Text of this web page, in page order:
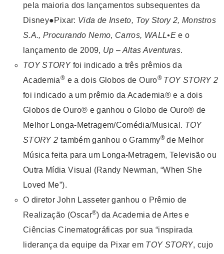
pela maioria dos lançamentos subsequentes da
Disney●Pixar: Vida de Inseto, Toy Story 2, Monstros
S.A., Procurando Nemo, Carros, WALL•Ee o
lançamento de 2009, Up – Altas Aventuras.
TOY STORYfoi indicado a três prêmios da
Academia® e a dois Globos de Ouro® TOY STORY 2
foi indicado a um prêmio da Academia® e a dois
Globos de Ouro® e ganhou o Globo de Ouro® de
Melhor Longa-Metragem/Comédia/Musical. TOY
STORY 2 também ganhou o Grammy® de Melhor
Música feita para um Longa-Metragem, Televisão ou
Outra Mídia Visual (Randy Newman, “When She
Loved Me”).
O diretor John Lasseter ganhou o Prêmio de
Realização (Oscar®) da Academia de Artes e
Ciências Cinematográficas por sua “inspirada
liderança da equipe da Pixar em TOY STORY, cujo